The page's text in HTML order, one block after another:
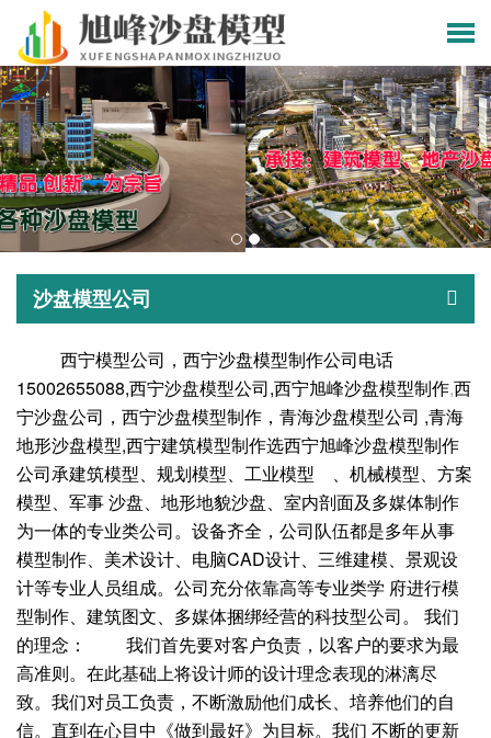
沙盘模型公司
西宁模型公司， 西宁沙盘模型制作公司电话
15002655088,西宁沙盘模型公司,西宁旭峰沙盘模型制作,西
宁沙盘公司，西宁沙盘模型制作， 青海沙盘模型公司 ,青海
地形沙盘模型,西宁建筑模型制作选西宁旭峰沙盘模型制作
公司承建筑模型、规划模型、工业模型 、机械模型、方案
模型、军事 沙盘、地形地貌沙盘、室内剖面及多媒体制作
为一体的专业类公司。设备齐全，公司队伍都是多年从事
模型制作、美术设计、电脑CAD设计、三维建模、景观设
计等专业人员组成。公司充分依靠高等专业类学 府进行模
型制作、建筑图文、多媒体捆绑经营的科技型公司。 我们
的理念： 我们首先要对客户负责，以客户的要求为最
高准则。在此基础上将设计师的设计理念表现的淋漓尽
致。我们对员工负责，不断激励他们成长、培养他们的自
信。直到在心目中《做到最好》为目标。我们 不断的更新